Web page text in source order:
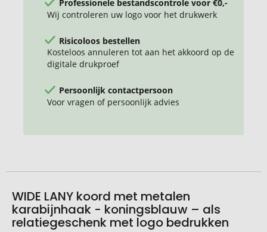
Professionele bestandscontrole voor €0,-
Wij controleren uw logo voor het drukwerk
Risicoloos bestellen
Kosteloos annuleren tot aan het akkoord op de
digitale drukproef
Persoonlijk contactpersoon
Voor vragen of persoonlijk advies
WIDE LANY koord met metalen
karabijnhaak - koningsblauw – als
relatiegeschenk met logo bedrukken